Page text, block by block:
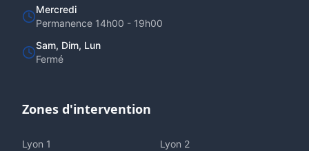
Mercredi
Permanence 14h00 - 19h00
Sam, Dim, Lun
Fermé
Zones d'intervention
Lyon 1 Lyon 2